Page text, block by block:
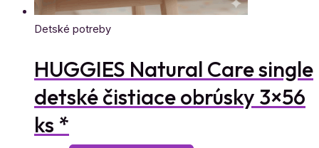
Detské potreby
HUGGIES Natural Care single
detské čistiace obrúsky 3×56
ks *